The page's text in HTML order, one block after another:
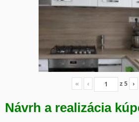
« ‹ z5 ›
Návrh a realizácia